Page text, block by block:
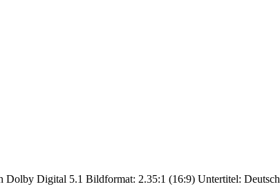
Digital 5.1 Bildformat: 2.35:1 (16:9) Untertitel: Deutsch